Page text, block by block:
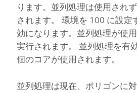
ります。並列処理は使用され
されます。 環境を 100 に設定
効になります。並列処理が使
実行されます。 並列処理を有
個のコアが使用されます。
並列処理は現在、ポリゴンに